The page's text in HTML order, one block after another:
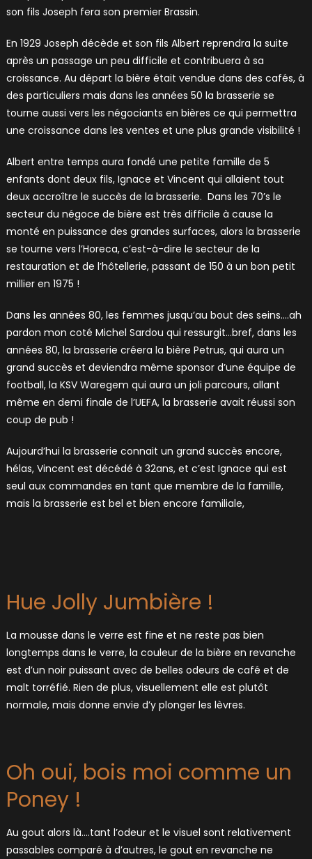
son fils Joseph fera son premier Brassin.
En 1929 Joseph décède et son fils Albert reprendra la suite
après un passage un peu difficile et contribuera à sa
croissance. Au départ la bière était vendue dans des cafés, à
des particuliers mais dans les années 50 la brasserie se
tourne aussi vers les négociants en bières ce qui permettra
une croissance dans les ventes et une plus grande visibilité !
Albert entre temps aura fondé une petite famille de 5
enfants dont deux fils, Ignace et Vincent qui allaient tout
deux accroître le succès de la brasserie. Dans les 70’s le
secteur du négoce de bière est très difficile à cause la
monté en puissance des grandes surfaces, alors la brasserie
se tourne vers l’Horeca, c’est-à-dire le secteur de la
restauration et de l’hôtellerie, passant de 150 à un bon petit
millier en 1975 !
Dans les années 80, les femmes jusqu’au bout des seins….ah
pardon mon coté Michel Sardou qui ressurgit…bref, dans les
années 80, la brasserie créera la bière Petrus, qui aura un
grand succès et deviendra même sponsor d’une équipe de
football, la KSV Waregem qui aura un joli parcours, allant
même en demi finale de l’UEFA, la brasserie avait réussi son
coup de pub !
Aujourd’hui la brasserie connait un grand succès encore,
hélas, Vincent est décédé à 32ans, et c’est Ignace qui est
seul aux commandes en tant que membre de la famille,
mais la brasserie est bel et bien encore familiale,
Hue Jolly Jumbière !
La mousse dans le verre est fine et ne reste pas bien
longtemps dans le verre, la couleur de la bière en revanche
est d’un noir puissant avec de belles odeurs de café et de
malt torréfié. Rien de plus, visuellement elle est plutôt
normale, mais donne envie d’y plonger les lèvres.
Oh oui, bois moi comme un
Poney !
Au gout alors là….tant l’odeur et le visuel sont relativement
passables comparé à d’autres, le gout en revanche ne